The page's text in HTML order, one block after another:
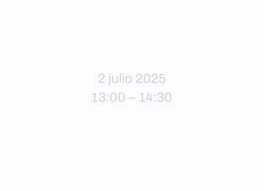
2 julio 2025
13:00 – 14:30